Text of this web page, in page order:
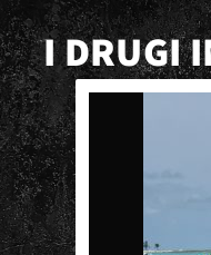
I DRUGI